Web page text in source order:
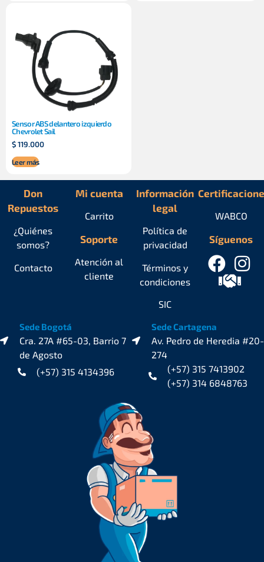
Sensor ABS delantero izquierdo
Chevrolet Sail
$119.000
Leer más
Don
Repuestos
¿Quiénes
somos?
Contacto
Mi cuenta
Carrito
Soporte
Atención al
cliente
Información
legal
Política de
privacidad
Términos y
condiciones
SIC
Síguenos
WABCO
Sede Bogotá
Cra. 27A #65-03, Barrio 7
de Agosto
(+57) 315 4134396
Sede Cartagena
Av. Pedro de Heredia #20-
274
(+57) 315 7413902
(+57) 314 6848763